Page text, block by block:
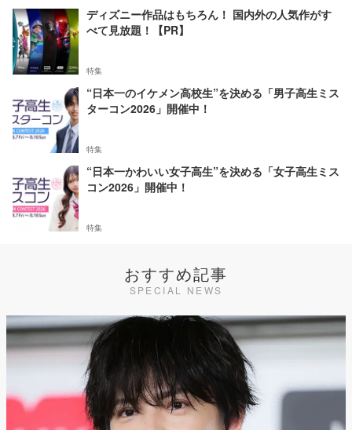
ディズニー作品はもちろん！ 国内外の人気作がす
べて見放題！【PR】
特集
“日本一のイケメン高校生”を決める「男子高生ミス
ターコン2026」開催中！
特集
“日本一かわいい女子高生”を決める「女子高生ミス
コン2026」開催中！
特集
おすすめ記事
SPECIAL NEWS